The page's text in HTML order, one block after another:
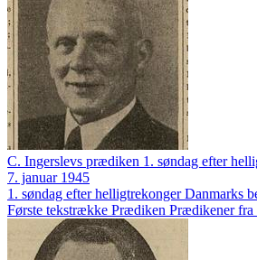
C. Ingerslevs prædiken 1. søndag efter
7. januar 1945
1. søndag efter helligtrekonger Danmarks
Første tekstrække Prædiken Prædikener fra